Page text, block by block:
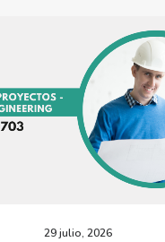
29 julio, 2026